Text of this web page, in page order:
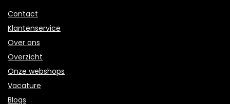
Contact
Klantenservice
Over ons
Overzicht
Onze webshops
Vacature
Blogs